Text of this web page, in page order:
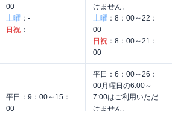
00
土曜 ： -
日祝 ： -
けません。
土曜 ： 8：00～22：
00
日祝 ： 8：00～21：
00
平日： 9：00～15：
00
平日： 6：00～26：
00月曜日の6:00～
7:00はご利用いただ
けません。